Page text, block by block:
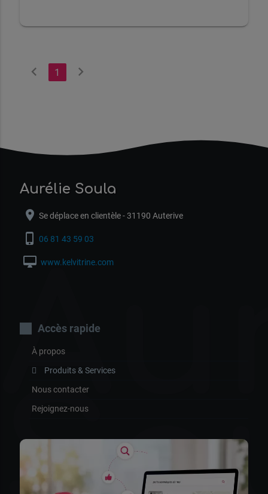
chevron_left 1 chevron_right
Aurélie Soula
location_on Se déplace en clientèle - 31190 Auterive
phone_iphone 06 81 43 59 03
desktop_mac www.kelvitrine.com
Accès rapide
À propos
Produits & Services
Nous contacter
Rejoignez-nous